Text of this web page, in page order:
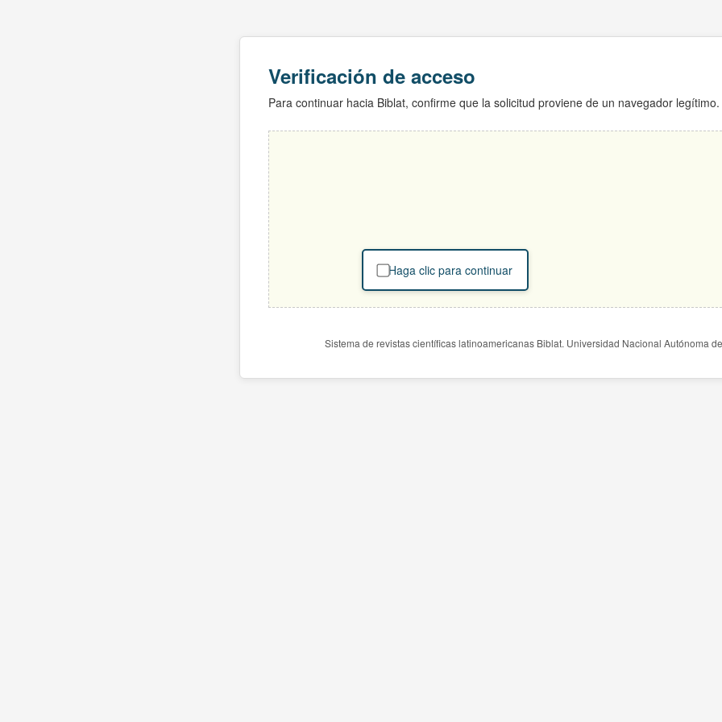
Verificación de acceso
Para continuar hacia Biblat, confirme que la solicitud proviene de un navegador legítimo.
Haga clic para continuar
Sistema de revistas científicas latinoamericanas Biblat. Universidad Nacional Autónoma